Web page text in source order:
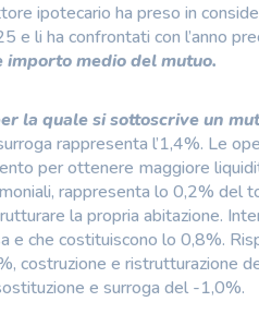
ipotecario ha preso in
e li ha confrontati con l’anno
medio del mutuo.
la quale si sottoscrive un
rappresenta l’1,4%. Le
per ottenere maggiore
rappresenta lo 0,2% del
la propria abitazione.
e che costituiscono lo 0,8%.
costruzione e ristrutturazione
e surroga del -1,0%.